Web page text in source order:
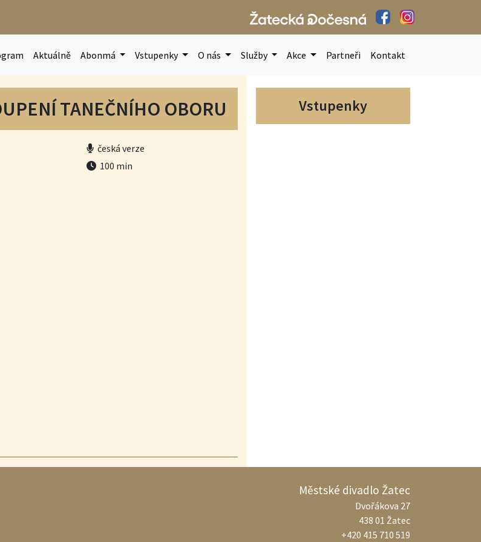
Aktuálně Abonmá Vstupenky O nás Služby Akce Partneři Kontakt
TANEČNÍHO OBORU
česká verze
100 min
Vstupenky
Městské divadlo Žatec
Dvořákova 27
438 01 Žatec
+420 415 710 519